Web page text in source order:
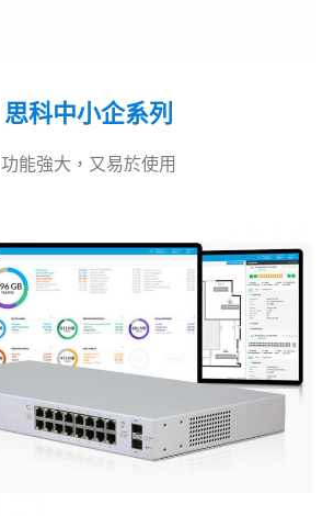
思科中小企系列
功能強大，又易於使用